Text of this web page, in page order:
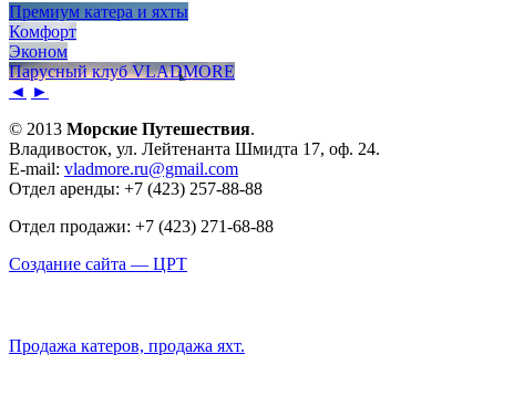
Премиум катера и яхты
Комфорт
Эконом
Парусный клуб VLADMORE
◄ ►
© 2013 Морские Путешествия.
Владивосток, ул. Лейтенанта Шмидта 17, оф. 24.
E-mail: vladmore.ru@gmail.com
Отдел аренды: +7 (423) 257-88-88
Отдел продажи: +7 (423) 271-68-88
Создание сайта — ЦРТ
Продажа катеров, продажа яхт.